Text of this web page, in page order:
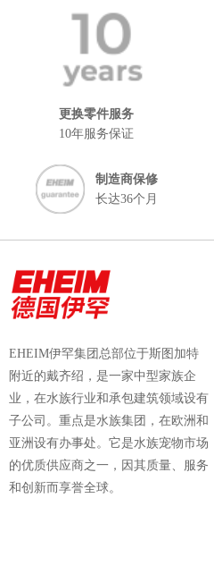
更换零件服务
10年服务保证
制造商保修
长达36个月
EHEIM伊罕集团总部位于斯图加特
附近的戴齐绍，是一家中型家族企
业，在水族行业和承包建筑领域设有
子公司。重点是水族集团，在欧洲和
亚洲设有办事处。它是水族宠物市场
的优质供应商之一，因其质量、服务
和创新而享誉全球。